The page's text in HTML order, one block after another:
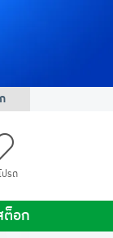
ปรด
ต็อก